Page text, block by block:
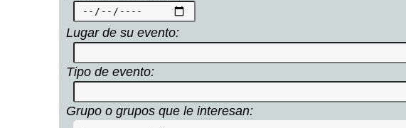
Lugar de su evento:
Tipo de evento:
Grupo o grupos que le interesan: